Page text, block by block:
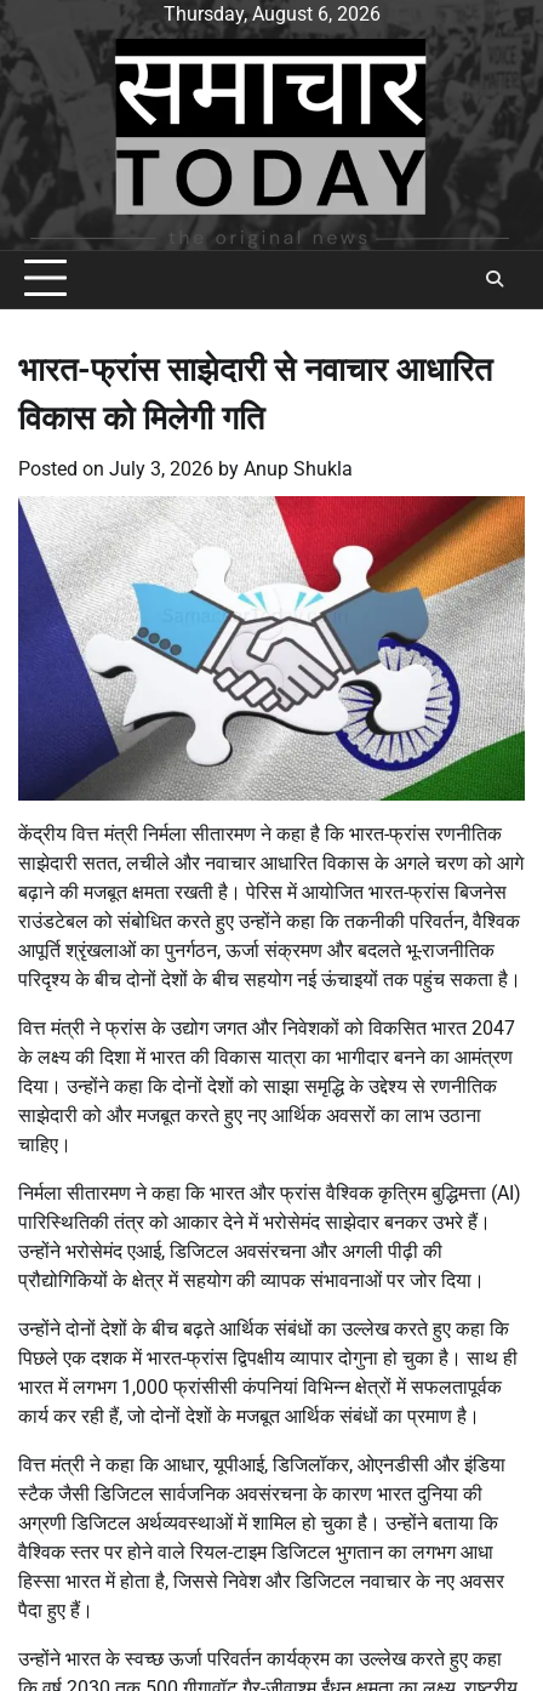
Skip
to
content
Thursday, August 6, 2026
भारत-फ्रांस साझेदारी से नवाचार आधारित
विकास को मिलेगी गति
Posted on July 3, 2026 by Anup Shukla
केंद्रीय वित्त मंत्री निर्मला सीतारमण ने कहा है कि भारत-फ्रांस रणनीतिक
साझेदारी सतत, लचीले और नवाचार आधारित विकास के अगले चरण को आगे
बढ़ाने की मजबूत क्षमता रखती है। पेरिस में आयोजित भारत-फ्रांस बिजनेस
राउंडटेबल को संबोधित करते हुए उन्होंने कहा कि तकनीकी परिवर्तन, वैश्विक
आपूर्ति श्रृंखलाओं का पुनर्गठन, ऊर्जा संक्रमण और बदलते भू-राजनीतिक
परिदृश्य के बीच दोनों देशों के बीच सहयोग नई ऊंचाइयों तक पहुंच सकता है।
वित्त मंत्री ने फ्रांस के उद्योग जगत और निवेशकों को विकसित भारत 2047
के लक्ष्य की दिशा में भारत की विकास यात्रा का भागीदार बनने का आमंत्रण
दिया। उन्होंने कहा कि दोनों देशों को साझा समृद्धि के उद्देश्य से रणनीतिक
साझेदारी को और मजबूत करते हुए नए आर्थिक अवसरों का लाभ उठाना
चाहिए।
निर्मला सीतारमण ने कहा कि भारत और फ्रांस वैश्विक कृत्रिम बुद्धिमत्ता (AI)
पारिस्थितिकी तंत्र को आकार देने में भरोसेमंद साझेदार बनकर उभरे हैं।
उन्होंने भरोसेमंद एआई, डिजिटल अवसंरचना और अगली पीढ़ी की
प्रौद्योगिकियों के क्षेत्र में सहयोग की व्यापक संभावनाओं पर जोर दिया।
उन्होंने दोनों देशों के बीच बढ़ते आर्थिक संबंधों का उल्लेख करते हुए कहा कि
पिछले एक दशक में भारत-फ्रांस द्विपक्षीय व्यापार दोगुना हो चुका है। साथ ही
भारत में लगभग 1,000 फ्रांसीसी कंपनियां विभिन्न क्षेत्रों में सफलतापूर्वक
कार्य कर रही हैं, जो दोनों देशों के मजबूत आर्थिक संबंधों का प्रमाण है।
वित्त मंत्री ने कहा कि आधार, यूपीआई, डिजिलॉकर, ओएनडीसी और इंडिया
स्टैक जैसी डिजिटल सार्वजनिक अवसंरचना के कारण भारत दुनिया की
अग्रणी डिजिटल अर्थव्यवस्थाओं में शामिल हो चुका है। उन्होंने बताया कि
वैश्विक स्तर पर होने वाले रियल-टाइम डिजिटल भुगतान का लगभग आधा
हिस्सा भारत में होता है, जिससे निवेश और डिजिटल नवाचार के नए अवसर
पैदा हुए हैं।
उन्होंने भारत के स्वच्छ ऊर्जा परिवर्तन कार्यक्रम का उल्लेख करते हुए कहा